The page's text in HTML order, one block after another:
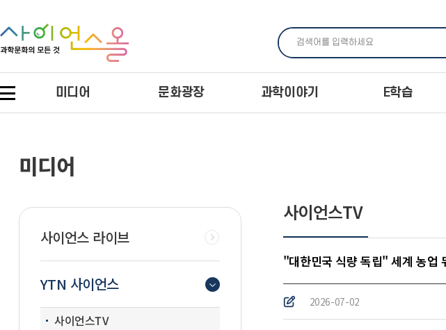
미디어 문화광장 과학이야기 E학습
사이언스TV
미디어
사이언스 라이브
YTN 사이언스
사이언스TV
"대한민국 식량 독립" 세계 농
2026-07-02